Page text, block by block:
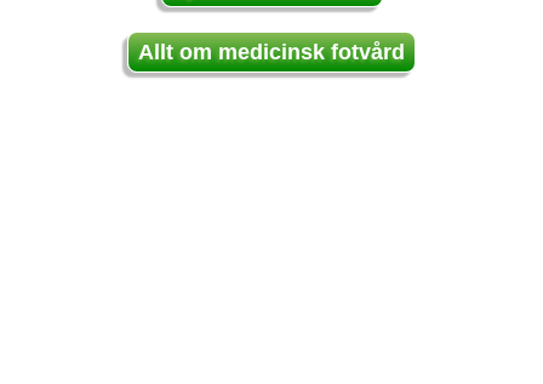
Allt om medicinsk fotvård